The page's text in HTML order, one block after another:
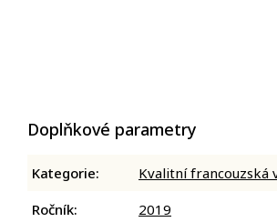
Doplňkové parametry
Kategorie:
Kvalitní francouzská
Ročník:
2019